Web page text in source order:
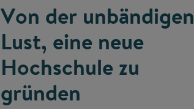
Von der unbändigen
Lust, eine neue
Hochschule zu
gründen